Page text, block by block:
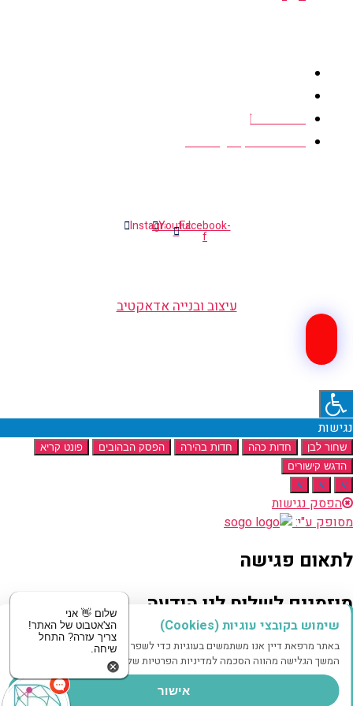
Facebook-
f
Youtube
Instagram
עיצוב ובנייה אדאקטיב
שימוש בקובצי עוגיות (Cookies)
באתר מרפאת דיין אנו משתמשים בעוגיות כדי לשפר את חווית הגלישה שלך.
המשך הגלישה מהווה הסכמה למדיניות הפרטיות שלנו.
אישור
נגישות
שחור לבן חדות כהה חדות בהירה הפסק הבהובים
פונט קריא
הדגש קישורים
א
א א
הפסק נגישות
מסופק ע"י:
לתאום פגישה
מוזמנים לשלוח לנו הודעה
שם
טלפון
שלום 👋 אני
הצ'אטבוט של האתר!
צריך עזרה? התחל
שיחה.